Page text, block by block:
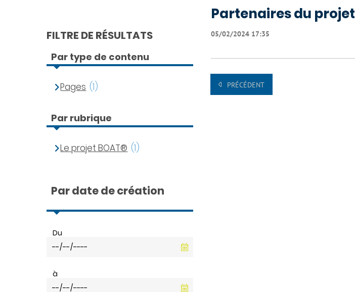
Partenaires du projet
05/02/2024 17:35
PRÉCÉDENT
FILTRE DE RÉSULTATS
Par type de contenu
Pages (1)
Par rubrique
Le projet BOAT® (1)
Par date de création
Du
à